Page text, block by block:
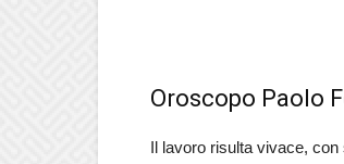
Oroscopo Paolo
Il lavoro risulta vivace,